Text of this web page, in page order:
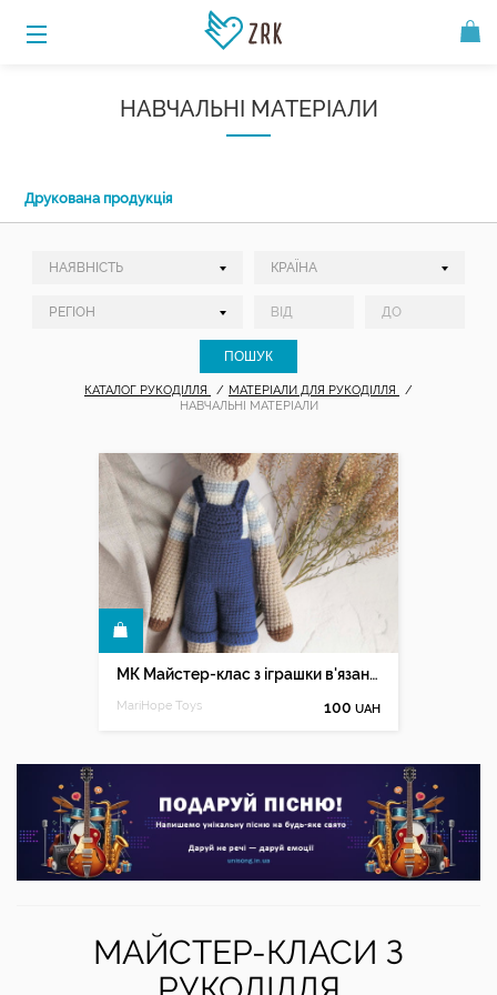
НАВЧАЛЬНІ МАТЕРІАЛИ
Друкована продукція
КАТАЛОГ РУКОДІЛЛЯ
МАТЕРІАЛИ ДЛЯ РУКОДІЛЛЯ
НАВЧАЛЬНІ МАТЕРІАЛИ
МК Майстер-клас з іграшки в'язаної гачком "Олень Керні"
MariHope Toys 100 UAH
МАЙСТЕР-КЛАСИ З